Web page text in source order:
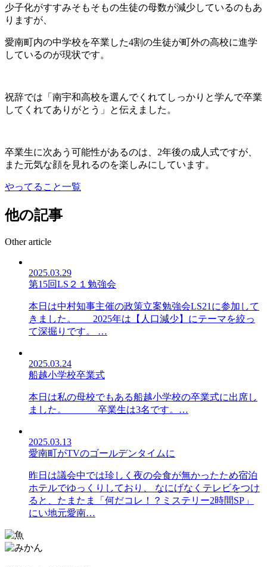
少子化がすすみそもそもの生徒の母数が減少しているのもあ
りますが、
愛南町内の中学校を卒業した4割の生徒が町外の高校に進学
しているのが現状です。
祝辞では「南宇和高校を選んでくれてしっかりと学んで卒業
してくれてありがとう」と伝えました。
卒業生に次あう可能性があるのは、2年後の成人式ですが、
また元気な顔を見れるのを楽しみにしています。
やってること一覧
他の記事
Other article
2025.03.29
第15回LS２１勉強会
本日は中村知事主催の政策立案勉強会LS21に参加して
きました。 2025年は【人口減少】にテーマを絞っ
て深掘りです。 …
2025.03.24
船越小学校卒業式
本日は私の母校でもある船越小学校の卒業式に出席し
ました。 卒業生は3名です。…
2025.03.13
愛南町がTVのゴールデンタイムに
昨日は議会中では珍しく夜の会食が無かったため宿泊
ホテルでゆっくりしており、 なにげなくテレビをつけ
ると、たまたま「何だコレ！？ミステリー2時間SP」
にい地元愛南…